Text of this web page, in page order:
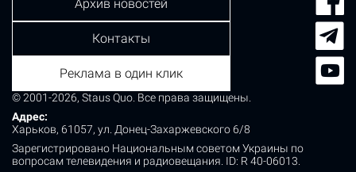
© 2001-2026, Staus Quo. Все права защищены.
Адрес:
Харьков, 61057, ул. Донец-Захаржевского 6/8
Зарегистрировано Национальным советом Украины по
вопросам телевидения и радиовещания. ID: R 40-06013.
Архив новостей
Контакты
Реклама в один клик